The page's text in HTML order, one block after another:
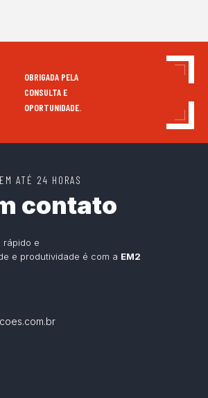
OBRIGADA PELA
CONSULTA E
OPORTUNIDADE.
ATÉ 24 HORAS
contato
rápido e
e produtividade é com a EM2